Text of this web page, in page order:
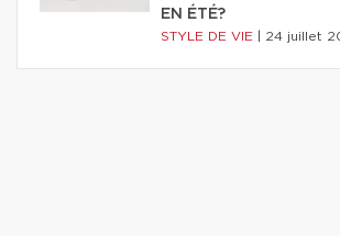
EN ÉTÉ?
STYLE DE VIE 24 juillet